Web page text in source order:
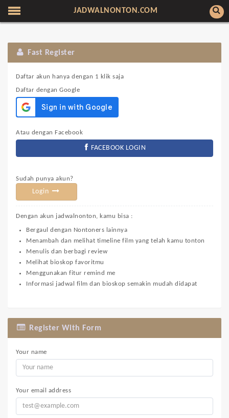
JADWALNONTON.COM
Fast Register
Daftar akun hanya dengan 1 klik saja
Daftar dengan Google
Atau dengan Facebook
FACEBOOK LOGIN
Sudah punya akun?
Login
Dengan akun jadwalnonton, kamu bisa :
Bergaul dengan Nontoners lainnya
Menambah dan melihat timeline film yang telah kamu tonton
Menulis dan berbagi review
Melihat bioskop favoritmu
Menggunakan fitur remind me
Informasi jadwal film dan bioskop semakin mudah didapat
Register With Form
Your name
Your email address